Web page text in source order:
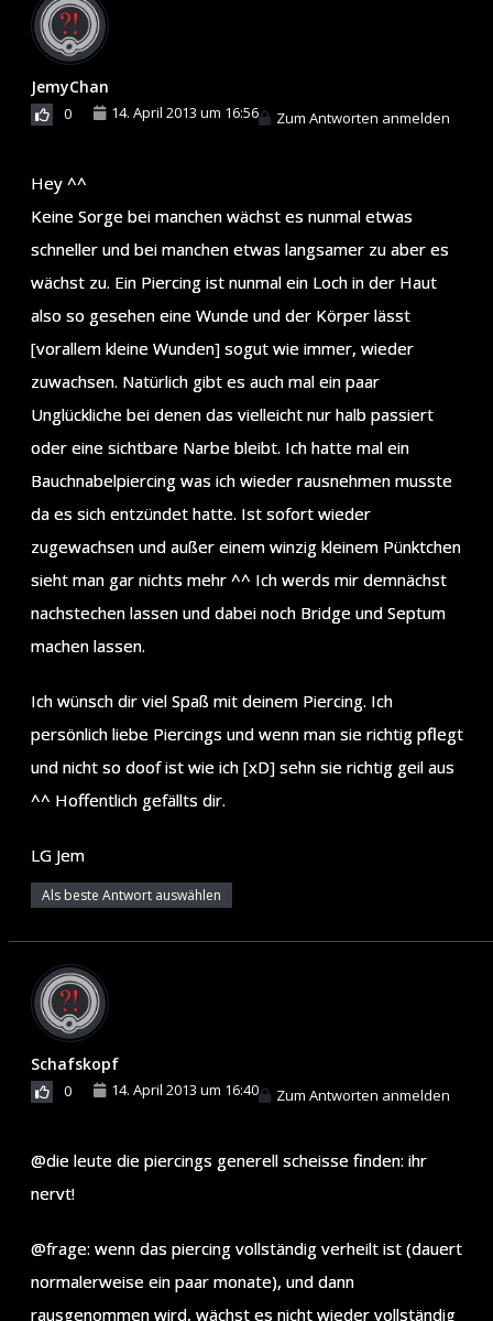
JemyChan
0 14. April 2013 um 16:56 Zum Antworten anmelden
Hey ^^
Keine Sorge bei manchen wächst es nunmal etwas
schneller und bei manchen etwas langsamer zu aber es
wächst zu. Ein Piercing ist nunmal ein Loch in der Haut
also so gesehen eine Wunde und der Körper lässt
[vorallem kleine Wunden] sogut wie immer, wieder
zuwachsen. Natürlich gibt es auch mal ein paar
Unglückliche bei denen das vielleicht nur halb passiert
oder eine sichtbare Narbe bleibt. Ich hatte mal ein
Bauchnabelpiercing was ich wieder rausnehmen musste
da es sich entzündet hatte. Ist sofort wieder
zugewachsen und außer einem winzig kleinem Pünktchen
sieht man gar nichts mehr ^^ Ich werds mir demnächst
nachstechen lassen und dabei noch Bridge und Septum
machen lassen.
Ich wünsch dir viel Spaß mit deinem Piercing. Ich
persönlich liebe Piercings und wenn man sie richtig pflegt
und nicht so doof ist wie ich [xD] sehn sie richtig geil aus
^^ Hoffentlich gefällts dir.
LG Jem
Als beste Antwort auswählen
Schafskopf
0 14. April 2013 um 16:40 Zum Antworten anmelden
@die leute die piercings generell scheisse finden: ihr
nervt!
@frage: wenn das piercing vollständig verheilt ist (dauert
normalerweise ein paar monate), und dann
rausgenommen wird, wächst es nicht wieder vollständig